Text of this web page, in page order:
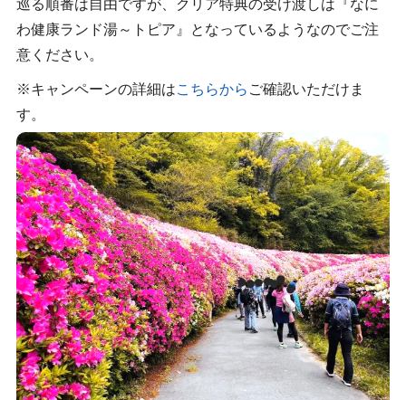
巡る順番は自由ですが、クリア特典の受け渡しは『なに
わ健康ランド湯～トピア』となっているようなのでご注
意ください。
※キャンペーンの詳細はこちらから ご確認いただけま
す。